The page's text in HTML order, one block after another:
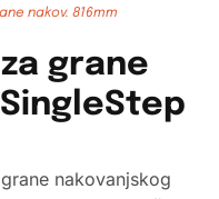
nakov. 816mm
za grane
nakovanjskog